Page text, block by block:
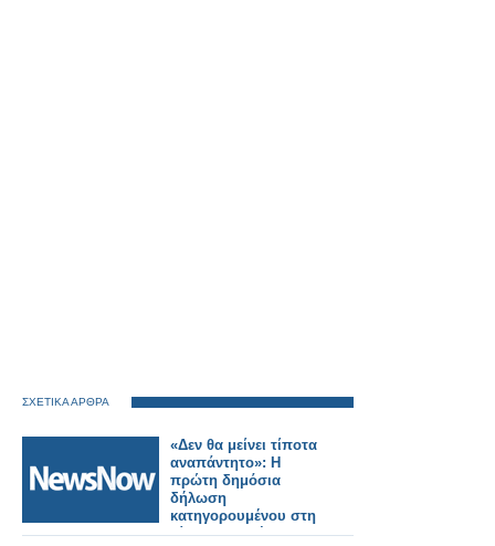
ΣΧΕΤΙΚΑ ΑΡΘΡΑ
«Δεν θα μείνει τίποτα
αναπάντητο»: Η
πρώτη δημόσια
δήλωση
κατηγορουμένου στη
δίκη για τα Τέμπη .